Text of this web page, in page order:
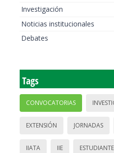
Investigación
Noticias institucionales
Debates
Tags
CONVOCATORIAS
EXTENSIÓN JORNADAS
IIATA IIE